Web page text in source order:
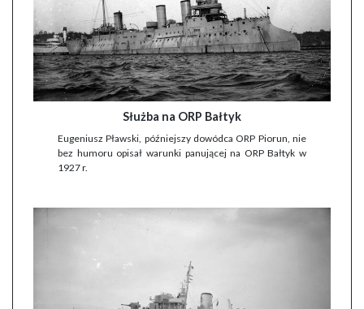
Służba na ORP Bałtyk
Eugeniusz Pławski, późniejszy dowódca ORP Piorun, nie
bez humoru opisał warunki panującej na ORP Bałtyk w
1927 r.